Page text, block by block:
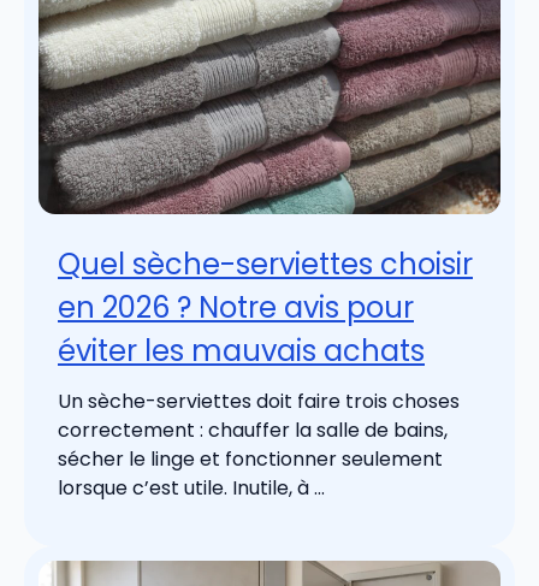
Quel sèche-serviettes choisir
en 2026 ? Notre avis pour
éviter les mauvais achats
Un sèche-serviettes doit faire trois choses
correctement : chauffer la salle de bains,
sécher le linge et fonctionner seulement
lorsque c’est utile. Inutile, à ...